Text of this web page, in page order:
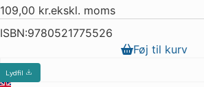
109,00 kr.ekskl. moms
ISBN:9780521775526
Føj til kurv
Lydfil